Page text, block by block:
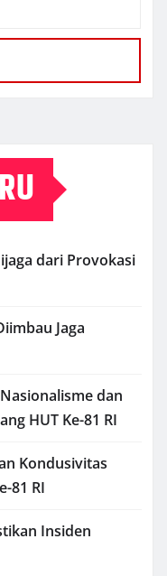
dari Provokasi
Jaga
dan
HUT Ke-81 RI
Kondusivitas
81 RI
Insiden